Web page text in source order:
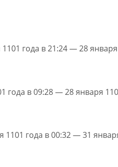
года в 21:24 — 28
года в 09:28 — 28 января
года в 00:32 — 31